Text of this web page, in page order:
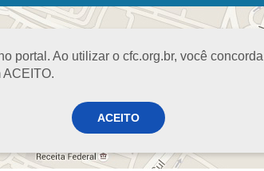
portal. Ao utilizar o cfc.org.br, você
ACEITO
PRESIDÊNCIAS
Interno
Profissional
Ética e Disciplina
E PROGRAMAS